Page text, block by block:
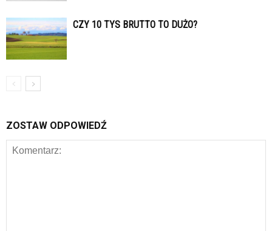
CZY 10 TYS BRUTTO TO DUŻO?
ZOSTAW ODPOWIEDŹ